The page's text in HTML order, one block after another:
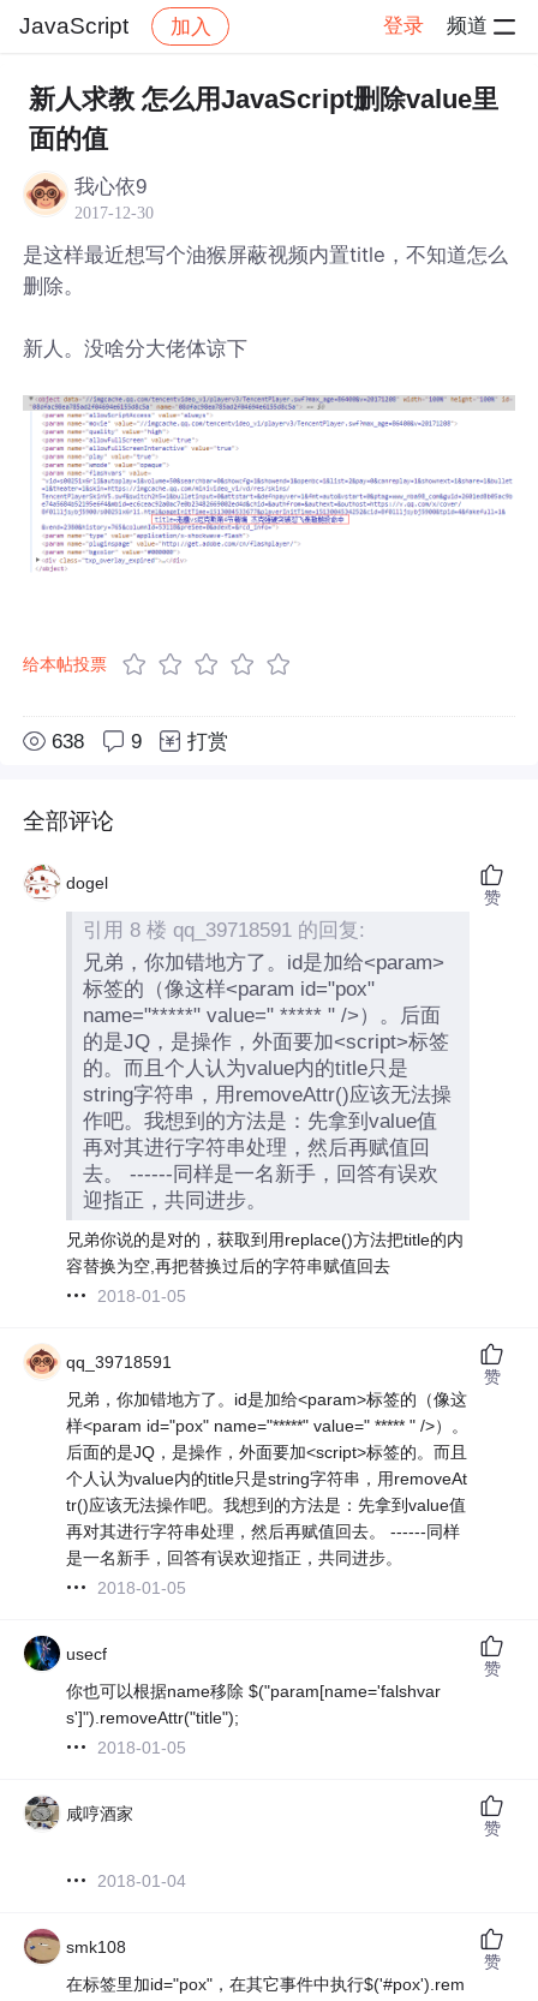
JavaScript 加入 登录 频道
社区 JavaScript
新人求教 怎么用JavaScript删除value里
面的值
我心依9
2017-12-30
是这样最近想写个油猴屏蔽视频内置title，不知道怎么
删除。
新人。没啥分大佬体谅下
给本帖投票
638 9 打赏
全部评论
dogel
引用 8 楼 qq_39718591 的回复:
兄弟，你加错地方了。id是加给<param>
标签的（像这样<param id="pox"
name="*****" value=" ***** " />）。后面
的是JQ，是操作，外面要加<script>标签
的。而且个人认为value内的title只是
string字符串，用removeAttr()应该无法操
作吧。我想到的方法是：先拿到value值
再对其进行字符串处理，然后再赋值回
去。 ------同样是一名新手，回答有误欢
迎指正，共同进步。
兄弟你说的是对的，获取到用replace()方法把title的内
容替换为空,再把替换过后的字符串赋值回去
2018-01-05
赞
qq_39718591
兄弟，你加错地方了。id是加给<param>标签的（像这
样<param id="pox" name="*****" value=" ***** " />）。
后面的是JQ，是操作，外面要加<script>标签的。而且
个人认为value内的title只是string字符串，用removeAt
tr()应该无法操作吧。我想到的方法是：先拿到value值
再对其进行字符串处理，然后再赋值回去。 ------同样
是一名新手，回答有误欢迎指正，共同进步。
2018-01-05
赞
usecf
你也可以根据name移除 $("param[name='falshvar
s']").removeAttr("title");
2018-01-05
赞
咸哼酒家
2018-01-04
赞
smk108
在标签里加id="pox"，在其它事件中执行$('#pox').rem
赞